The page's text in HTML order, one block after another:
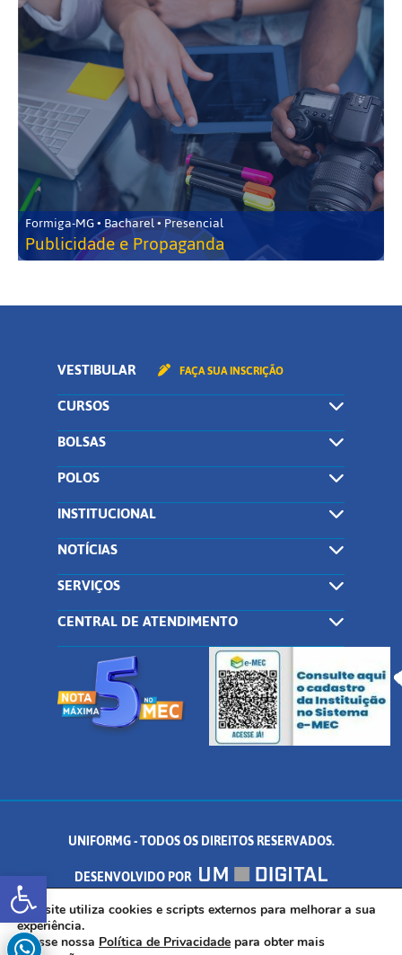
Abrir a barra de ferramentas
Formiga-MG • Bacharel • Presencial
Publicidade e Propaganda
VESTIBULAR FAÇA SUA INSCRIÇÃO
CURSOS
BOLSAS
POLOS
INSTITUCIONAL
NOTÍCIAS
SERVIÇOS
CENTRAL DE ATENDIMENTO
UNIFORMG - TODOS OS DIREITOS RESERVADOS.
DESENVOLVIDO POR
AV. DR. ARNALDO DE SENNA, 328 - PALMEIRAS, FORMIGA/MG - CEP:
35.574.530
Este site utiliza cookies e scripts externos para melhorar a sua
experiência.
Acesse nossa Política de Privacidade para obter mais